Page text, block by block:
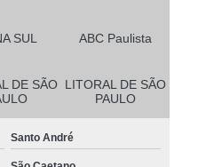
SUL ABC Paulista
DE SÃO LITORAL DE SÃO
PAULO
Santo André